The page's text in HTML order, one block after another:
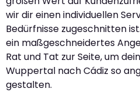
wir dir einen individuellen
Bedürfnisse zugeschnitten
ein maßgeschneidertes
Rat und Tat zur Seite, um
Wuppertal nach Cádiz so
gestalten.